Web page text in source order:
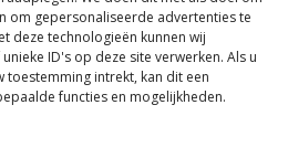
om gepersonaliseerde advertenties te
deze technologieën kunnen wij
ID's op deze site verwerken. Als u
toestemming intrekt, kan dit een
functies en mogelijkheden.